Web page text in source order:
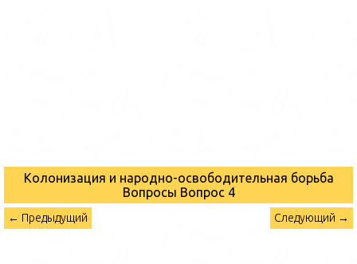
Колонизация и народно-освободительная борьба
Вопросы Вопрос 4
← Предыдущий Следующий →